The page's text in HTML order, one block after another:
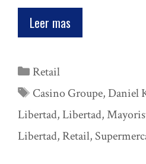
Leer mas
Categorías
Retail
Etiquetas
Casino Groupe,Daniel
Libertad,Libertad,
Libertad, Retail,